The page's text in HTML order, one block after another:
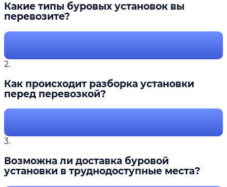
Какие типы буровых установок вы
перевозите?
2.
Как происходит разборка установки
перед перевозкой?
3.
Возможна ли доставка буровой
установки в труднодоступные места?